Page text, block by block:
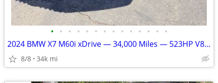
• • • • • • • • • • • • • •
2024 BMW X7 M60i xDrive — 34,000 Miles — 523HP V8 — Beautiful Spec
8/8 34k mi